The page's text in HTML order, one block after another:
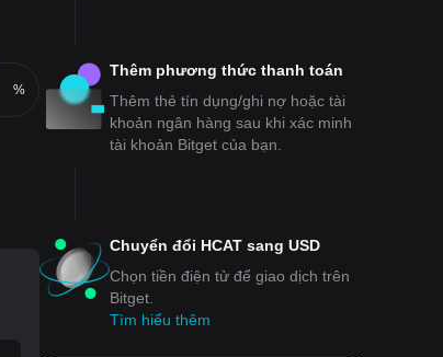
%
Thêm phương thức thanh toán
Thêm thẻ tín dụng/ghi nợ hoặc tài
khoản ngân hàng sau khi xác minh
tài khoản Bitget của bạn.
Chuyển đổi HCAT sang USD
Chọn tiền điện tử để giao dịch trên
Bitget.
Tìm hiểu thêm